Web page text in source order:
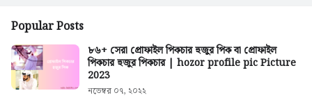
Popular Posts
৮৬+ সেরা প্রোফাইল পিকচার হুজুর পিক বা প্রোফাইল
পিকচার হুজুর পিকচার | hozor profile pic Picture
2023
নভেম্বর ০৭, ২০২২